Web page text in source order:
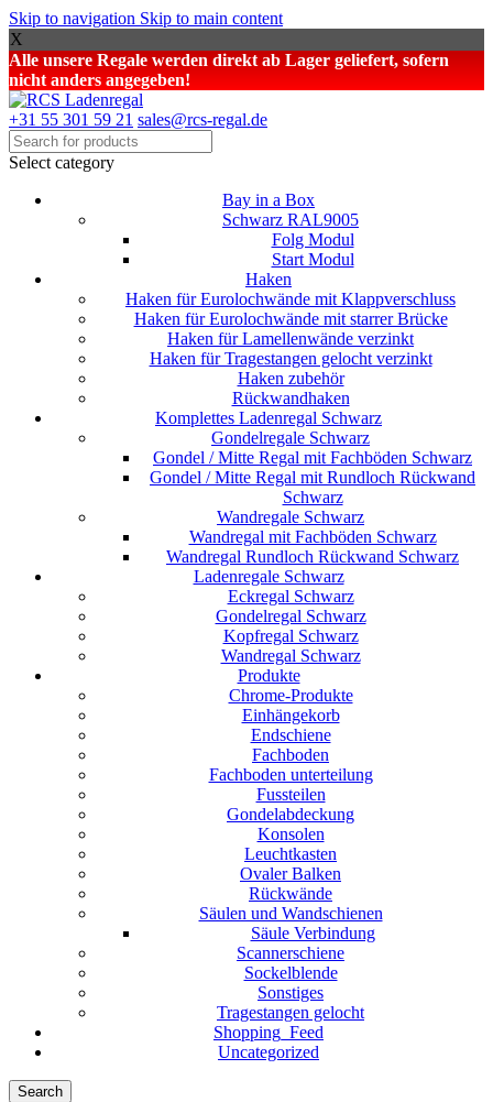
Skip to navigation Skip to main content
X
Alle unsere Regale werden direkt ab Lager geliefert, sofern
nicht anders angegeben!
+31 55 301 59 21 sales@rcs-regal.de
Select category
Bay in a Box
Schwarz RAL9005
Folg Modul
Start Modul
Haken
Haken für Eurolochwände mit Klappverschluss
Haken für Eurolochwände mit starrer Brücke
Haken für Lamellenwände verzinkt
Haken für Tragestangen gelocht verzinkt
Haken zubehör
Rückwandhaken
Komplettes Ladenregal Schwarz
Gondelregale Schwarz
Gondel / Mitte Regal mit Fachböden Schwarz
Gondel / Mitte Regal mit Rundloch Rückwand
Schwarz
Wandregale Schwarz
Wandregal mit Fachböden Schwarz
Wandregal Rundloch Rückwand Schwarz
Ladenregale Schwarz
Eckregal Schwarz
Gondelregal Schwarz
Kopfregal Schwarz
Wandregal Schwarz
Produkte
Chrome-Produkte
Einhängekorb
Endschiene
Fachboden
Fachboden unterteilung
Fussteilen
Gondelabdeckung
Konsolen
Leuchtkasten
Ovaler Balken
Rückwände
Säulen und Wandschienen
Säule Verbindung
Scannerschiene
Sockelblende
Sonstiges
Tragestangen gelocht
Shopping_Feed
Uncategorized
Search